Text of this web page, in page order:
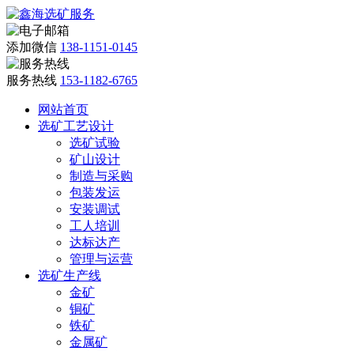
添加微信 138-1151-0145
服务热线 153-1182-6765
网站首页
选矿工艺设计
选矿试验
矿山设计
制造与采购
包装发运
安装调试
工人培训
达标达产
管理与运营
选矿生产线
金矿
铜矿
铁矿
金属矿